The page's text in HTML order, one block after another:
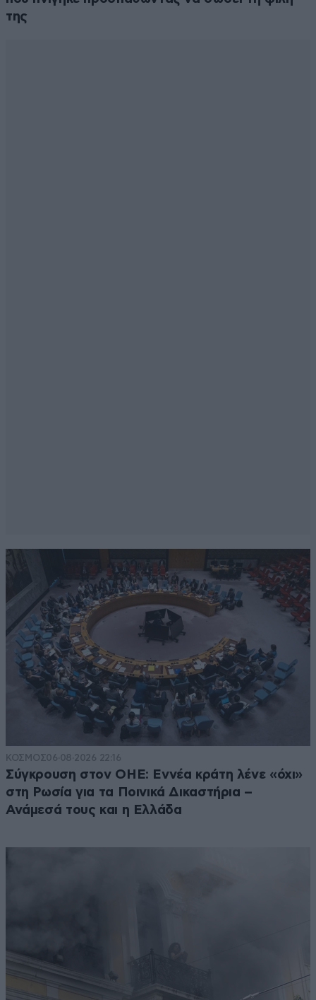
της
ΚΟΣΜΟΣ06·08·2026 22:16
Σύγκρουση στον ΟΗΕ: Εννέα κράτη λένε «όχι»
στη Ρωσία για τα Ποινικά Δικαστήρια –
Ανάμεσά τους και η Ελλάδα